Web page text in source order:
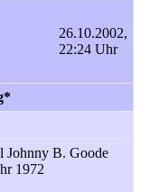
26.10.2002,
22:24 Uhr
Johnny B. Goode
1972